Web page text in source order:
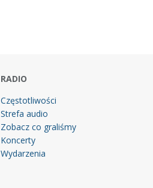
RADIO
Częstotliwości
Strefa audio
Zobacz co graliśmy
Koncerty
Wydarzenia